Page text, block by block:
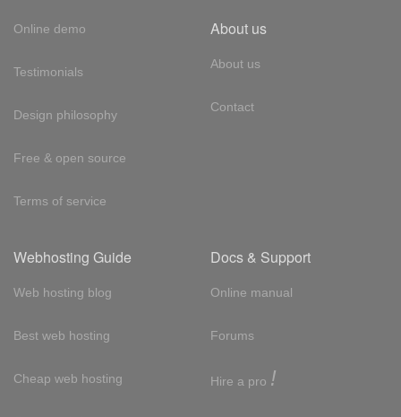
Online demo
Testimonials
Design philosophy
Free & open source
Terms of service
About us
About us
Contact
Webhosting Guide
Web hosting blog
Best web hosting
Cheap web hosting
Docs & Support
Online manual
Forums
Hire a pro !